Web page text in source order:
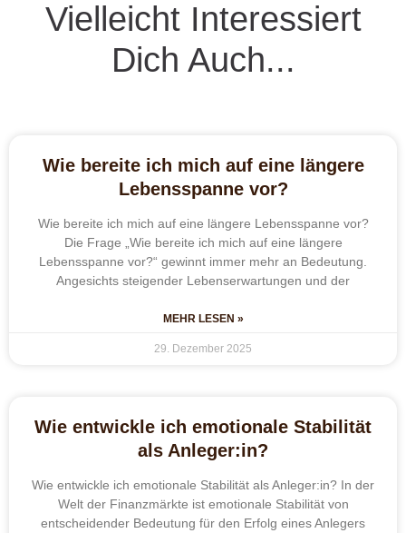
Vielleicht Interessiert
Dich Auch...
Wie bereite ich mich auf eine längere
Lebensspanne vor?
Wie bereite ich mich auf eine längere Lebensspanne vor?
Die Frage „Wie bereite ich mich auf eine längere
Lebensspanne vor?“ gewinnt immer mehr an Bedeutung.
Angesichts steigender Lebenserwartungen und der
MEHR LESEN »
29. Dezember 2025
Wie entwickle ich emotionale Stabilität
als Anleger:in?
Wie entwickle ich emotionale Stabilität als Anleger:in? In der
Welt der Finanzmärkte ist emotionale Stabilität von
entscheidender Bedeutung für den Erfolg eines Anlegers